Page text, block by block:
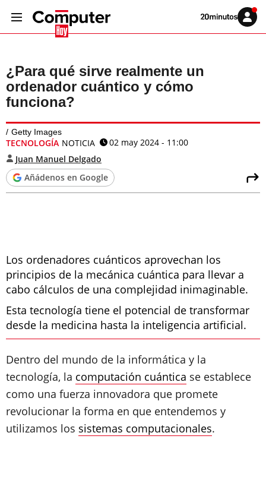
Volver
Iniciar
sesión
¿Para qué sirve realmente un
ordenador cuántico y cómo
funciona?
Getty Images
TECNOLOGÍA NOTICIA
02 may 2024 - 11:00
Juan Manuel Delgado
Añádenos en Google
Los ordenadores cuánticos aprovechan los
principios de la mecánica cuántica para llevar a
cabo cálculos de una complejidad inimaginable.
Esta tecnología tiene el potencial de transformar
desde la medicina hasta la inteligencia artificial.
Dentro del mundo de la informática y la
tecnología, la computación cuántica se establece
como una fuerza innovadora que promete
revolucionar la forma en que entendemos y
utilizamos los sistemas computacionales.